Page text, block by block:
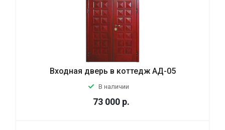
Входная дверь в коттедж АД-05
В наличии
73 000 р.